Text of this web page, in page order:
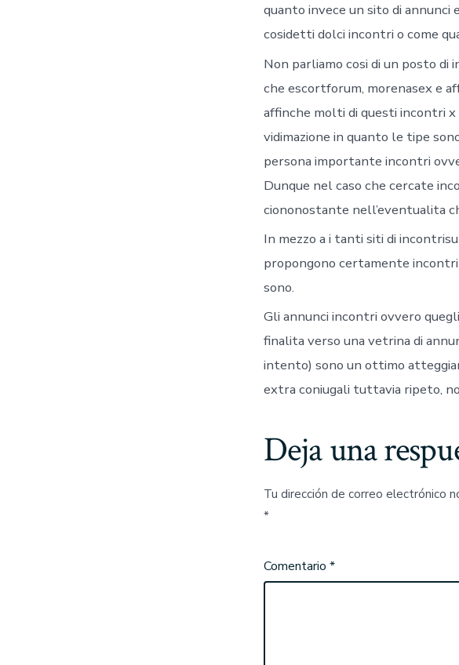
quanto invece un sito di annunci
cosidetti dolci incontri o come
Non parliamo cosi di un posto di
che escortforum, morenasex e
affinche molti di questi incontri
vidimazione in quanto le tipe
persona importante incontri
Dunque nel caso che cercate
ciononostante nell’eventualita
In mezzo a i tanti siti di
propongono certamente
sono.
Gli annunci incontri ovvero
finalita verso una vetrina di
intento) sono un ottimo
extra coniugali tuttavia ripeto,
Deja una
Tu dirección de correo electrónico
*
Comentario *